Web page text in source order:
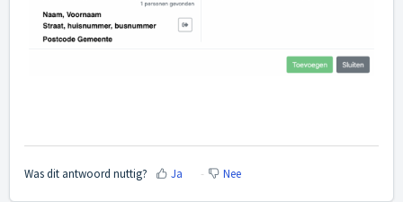
Was dit antwoord nuttig? Ja Nee